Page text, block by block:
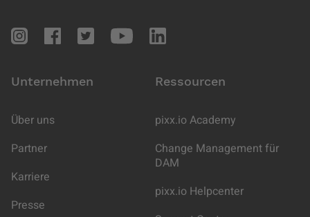
Unternehmen
Über uns
Partner
Karriere
Presse
Ressourcen
pixx.io Academy
Change Management für
DAM
pixx.io Helpcenter